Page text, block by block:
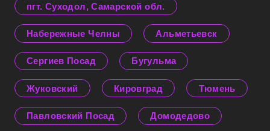
пгт. Суходол, Самарской обл.
Набережные Челны Альметьевск
Сергиев Посад Бугульма
Жуковский Кировград Тюмень
Павловский Посад Домодедово